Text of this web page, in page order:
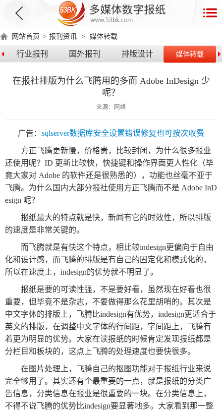
首
页
数
字
报
电
报
手
演
示
品
介
绍
品
优
势
品
分
类
境
要
求
作
权
证
品
价
格
数
报
服
产
品
下
载
升
级
日
志
常
见
问
题
如
何
购
买
报
刊
网站首页 > 报刊资讯 > 媒体转载
行业报刊 国外报刊 排版设计 媒体转载
在报社排版为什么飞腾用的多而 Adobe InDesign 少
呢？
来源：网络
广告： sqlserver数据库安全设置错误修复也可按次收费
方正飞腾更新慢，价格贵，比较封闭，为什么很多报业
还使用呢？ID 更新比较快，快捷键和操作界面更人性化（毕
竟大家对 Adobe 的软件还是很熟悉的），功能也丝毫不亚于
飞腾。为什么国内大部分报社使用方正飞腾而不是 Adobe InD
esign 呢？
报纸最大的特点就是快，新闻有它的时效性，所以排版
的速度是非常关键的。
而飞腾就是有快这个特点，相比较indesign更偏向于自由
化和设计感，而飞腾的排版是有自己的固定化和模式化的，
所以在速度上，indesign的优势就不明显了。
报纸是要的可读性强，不是要好看，虽然现在好看也很
重要，但毕竟不是杂志，不要做得那么花里胡哨的。其次是
中文字体的排版上，飞腾比indesign有优势，indesign更适合于
英文的排版，在调整中文字体的行间距，字间距上，飞腾有
着更为明显的优势。大家在读报纸的时候肯定发现报纸都是
分栏目和板块的，这点上飞腾的处理速度也要快很多。
在图片处理上，飞腾自己的抠图功能对于报纸行业来说
完全够用了。其实还有个最重要的一点，就是报纸的分类广
告信息，分类信息在报业是很重要的一块。在分类信息上，
不得不说飞腾的优势比indesign要显著地多。大家看到那一整